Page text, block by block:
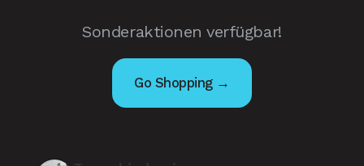
Sonderaktionen verfügbar!
Go Shopping →